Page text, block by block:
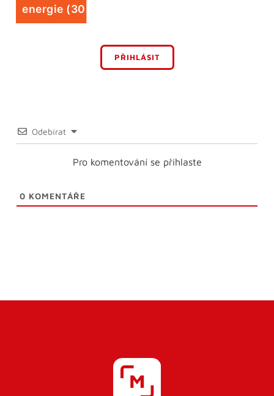
energie (30. 7.)
PŘIHLÁSIT
Odebírat
Pro komentování se přihlaste
0 KOMENTÁŘE